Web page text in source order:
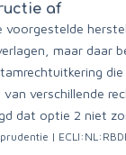
af
voorgestelde
maar daar
verschillende
dat optie 2 niet
|